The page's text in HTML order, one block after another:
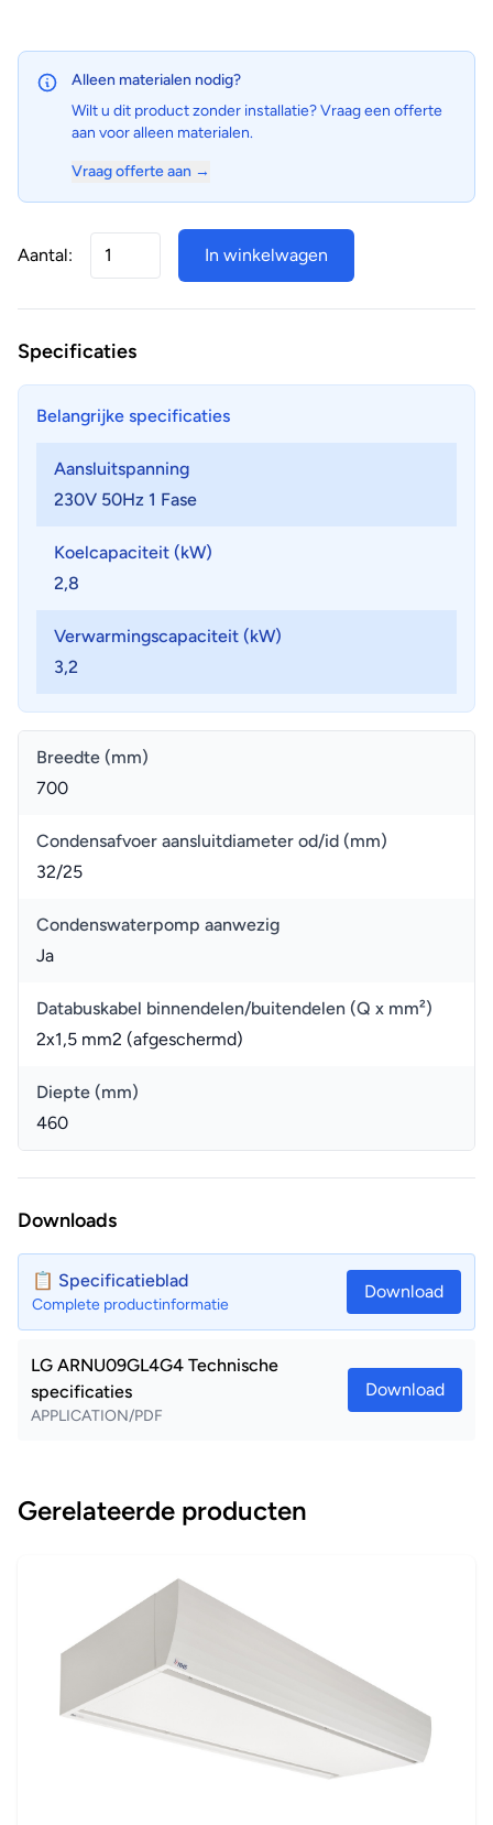
Alleen materialen nodig?
Wilt u dit product zonder installatie? Vraag een offerte
aan voor alleen materialen.
Vraag offerte aan →
Aantal: In winkelwagen
Specificaties
Belangrijke specificaties
Aansluitspanning
230V 50Hz 1 Fase
Koelcapaciteit (kW)
2,8
Verwarmingscapaciteit (kW)
3,2
Breedte (mm)
700
Condensafvoer aansluitdiameter od/id (mm)
32/25
Condenswaterpomp aanwezig
Ja
Databuskabel binnendelen/buitendelen (Q x mm²)
2x1,5 mm2 (afgeschermd)
Diepte (mm)
460
Downloads
📋 Specificatieblad
Complete productinformatie
Download
LG ARNU09GL4G4 Technische
specificaties
APPLICATION/PDF
Download
Gerelateerde producten